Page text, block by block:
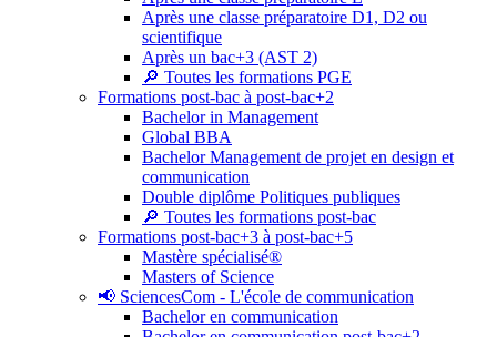
Après une classe préparatoire D1, D2 ou
scientifique
Après un bac+3 (AST 2)
🔎 Toutes les formations PGE
Formations post-bac à post-bac+2
Bachelor in Management
Global BBA
Bachelor Management de projet en design et
communication
Double diplôme Politiques publiques
🔎 Toutes les formations post-bac
Formations post-bac+3 à post-bac+5
Mastère spécialisé®
Masters of Science
📢 SciencesCom - L'école de communication
Bachelor en communication